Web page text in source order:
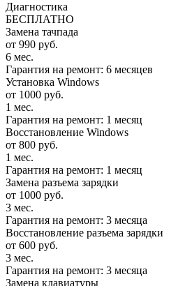
Диагностика
БЕСПЛАТНО
Замена тачпада
от 990 руб.
6 мес.
Гарантия на ремонт: 6 месяцев
Установка Windows
от 1000 руб.
1 мес.
Гарантия на ремонт: 1 месяц
Восстановление Windows
от 800 руб.
1 мес.
Гарантия на ремонт: 1 месяц
Замена разъема зарядки
от 1000 руб.
3 мес.
Гарантия на ремонт: 3 месяца
Восстановление разъема зарядки
от 600 руб.
3 мес.
Гарантия на ремонт: 3 месяца
Замена клавиатуры